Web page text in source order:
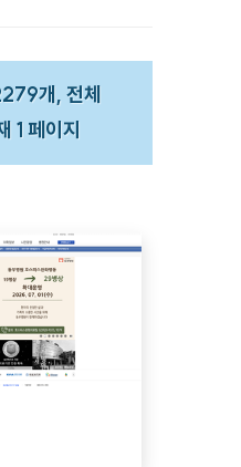
개, 전체
1 페이지